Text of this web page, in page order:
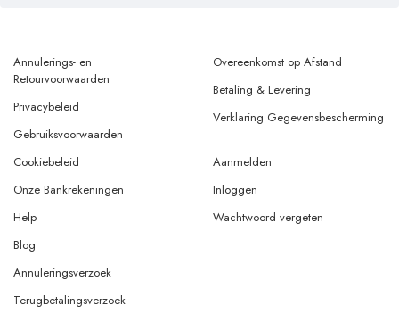
Annulerings- en
Retourvoorwaarden
Privacybeleid
Gebruiksvoorwaarden
Overeenkomst op Afstand
Betaling & Levering
Verklaring Gegevensbescherming
Cookiebeleid
Onze Bankrekeningen
Help
Aanmelden
Inloggen
Wachtwoord vergeten
Blog
Annuleringsverzoek
Terugbetalingsverzoek